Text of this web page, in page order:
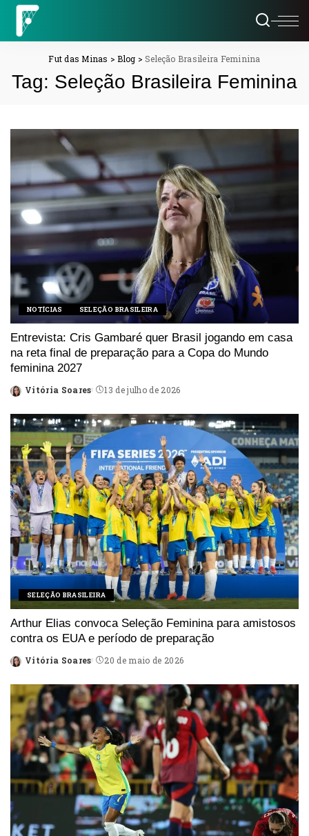
Fut das Minas >Blog >Seleção Brasileira Feminina
Tag: Seleção Brasileira Feminina
NOTÍCIAS SELEÇÃO BRASILEIRA
Entrevista: Cris Gambaré quer Brasil jogando em casa
na reta final de preparação para a Copa do Mundo
feminina 2027
Posted
Vitória Soares 13 de julho de 2026
SELEÇÃO BRASILEIRA
Arthur Elias convoca Seleção Feminina para amistosos
contra os EUA e período de preparação
Posted
Vitória Soares 20 de maio de 2026